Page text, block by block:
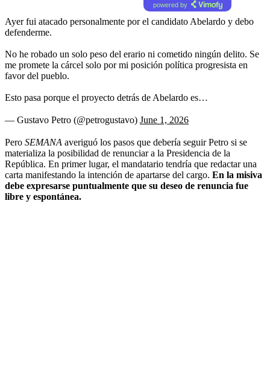
powered by
Ayer fui atacado personalmente por el candidato Abelardo y debo
defenderme.
No he robado un solo peso del erario ni cometido ningún delito. Se
me promete la cárcel solo por mi posición política progresista en
favor del pueblo.
Esto pasa porque el proyecto detrás de Abelardo es…
— Gustavo Petro (@petrogustavo) June 1, 2026
Pero SEMANA averiguó los pasos que debería seguir Petro si se
materializa la posibilidad de renunciar a la Presidencia de la
República. En primer lugar, el mandatario tendría que redactar una
carta manifestando la intención de apartarse del cargo. En la misiva
debe expresarse puntualmente que su deseo de renuncia fue
libre y espontánea.